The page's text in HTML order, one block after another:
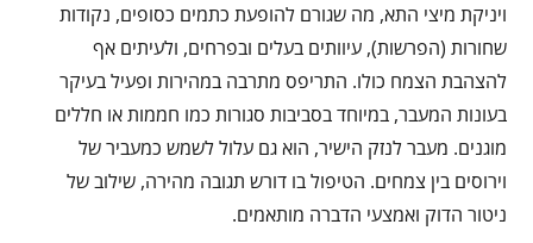
ויניקת מיצי התא, מה שגורם להופעת כתמים כסופים, נקודות
שחורות (הפרשות), עיוותים בעלים ובפרחים, ולעיתים אף
להצהבת הצמח כולו. התריפס מתרבה במהירות ופעיל בעיקר
בעונות המעבר, במיוחד בסביבות סגורות כמו חממות או חללים
מוגנים. מעבר לנזק הישיר, הוא גם עלול לשמש כמעביר של
וירוסים בין צמחים. הטיפול בו דורש תגובה מהירה, שילוב של
ניטור הדוק ואמצעי הדברה מותאמים.